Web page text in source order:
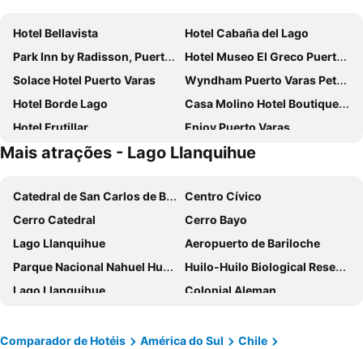
Hotel Bellavista
Hotel Cabaña del Lago
Park Inn by Radisson, Puerto Varas
Hotel Museo El Greco Puerto Varas
Solace Hotel Puerto Varas
Wyndham Puerto Varas Pettra
Hotel Borde Lago
Casa Molino Hotel Boutique & Restaurant Puerto Varas
Hotel Frutillar
Enjoy Puerto Varas
Hotel Germania
Hotel y Cabanas Terrazas Del Lago
Radisson Puerto Varas (Gran Colonos Del Sur)
Gracias a la Vida Lodge
Dein Haus Hotel y Departamentos
Casa Frau Holle
Hotel Agua Nativa
Casa Kalfu Hotel Boutique
Hotel Puerta del Lago
Cabaña Antuquelen
Bordemundo B&B y Cabañas
Hospedaje El Roble, Puerto Varas
Mais atrações - Lago Llanquihue
Catedral de San Carlos de Bariloche
Centro Cívico
Cerro Catedral
Cerro Bayo
Lago Llanquihue
Aeropuerto de Bariloche
Parque Nacional Nahuel Huapi
Huilo-Huilo Biological Reserve
Lago Llanquihue
Colonial Aleman
Cerro Otto
Fenoglio Museo del chocolate
Comparador de Hotéis América do Sul
Chile